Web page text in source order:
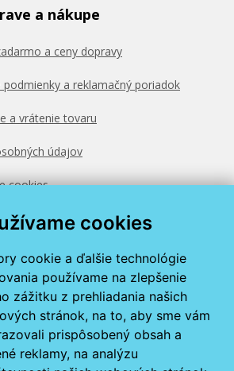
cookies
cookie a ďalšie technológie
používame na zlepšenie
zážitku z prehliadania našich
stránok, na to, aby sme vám
prispôsobený obsah a
reklamy, na analýzu
a nákupe
a ceny dopravy
podmienky a reklamačný poriadok
a vrátenie tovaru
údajov
cookies
zadarmo
222 313
dni od 8. do 17. hod.